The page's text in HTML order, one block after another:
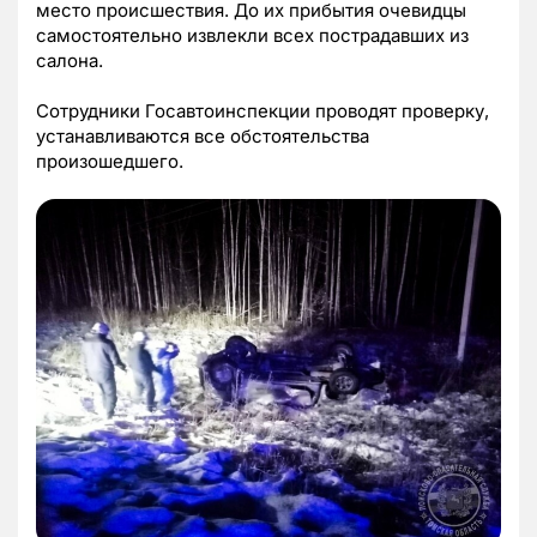
место происшествия. До их прибытия очевидцы
самостоятельно извлекли всех пострадавших из
салона.
Сотрудники Госавтоинспекции проводят проверку,
устанавливаются все обстоятельства
произошедшего.